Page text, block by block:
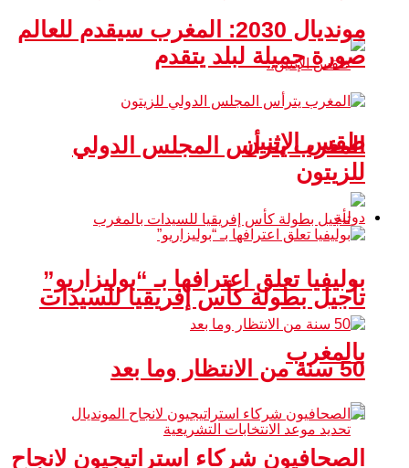
طقس الإثنين
تأجيل بطولة كأس إفريقيا للسيدات
بالمغرب
مونديال 2030: المغرب سيقدم للعالم
صورة جميلة لبلد يتقدم
المغرب يترأس المجلس الدولي
للزيتون
دولية
بوليفيا تعلق اعترافها بـ “بوليزاريو”
50 سنة من الانتظار وما بعد
الصحافيون شركاء استراتيجيون لانجاح